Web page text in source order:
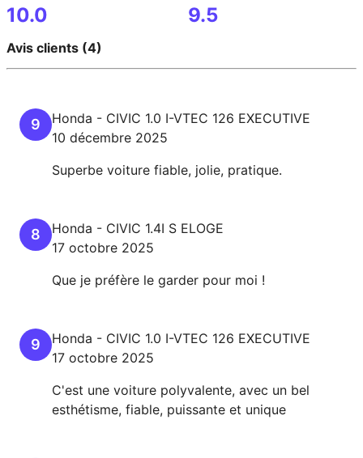
10.0 9.5
Avis clients (4)
9 Honda - CIVIC 1.0 I-VTEC 126 EXECUTIVE
10 décembre 2025
Superbe voiture fiable, jolie, pratique.
8 Honda - CIVIC 1.4I S ELOGE
17 octobre 2025
Que je préfère le garder pour moi !
9 Honda - CIVIC 1.0 I-VTEC 126 EXECUTIVE
17 octobre 2025
C'est une voiture polyvalente, avec un bel
esthétisme, fiable, puissante et unique